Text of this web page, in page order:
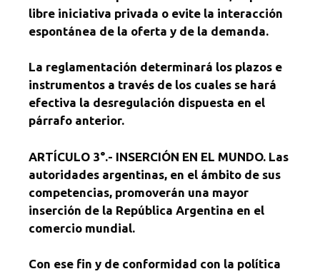
libre iniciativa privada o evite la interacción
espontánea de la oferta y de la demanda.
La reglamentación determinará los plazos e
instrumentos a través de los cuales se hará
efectiva la desregulación dispuesta en el
párrafo anterior.
ARTÍCULO 3°.- INSERCIÓN EN EL MUNDO. Las
autoridades argentinas, en el ámbito de sus
competencias, promoverán una mayor
inserción de la República Argentina en el
comercio mundial.
Con ese fin y de conformidad con la política